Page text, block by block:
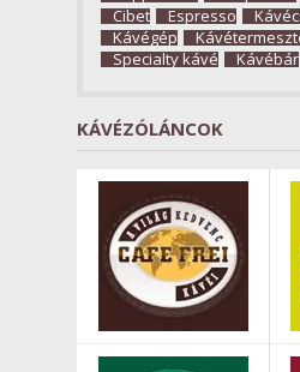
Cibet
Espresso
Kávégép
Specialty kávé
Kávébár
KÁVÉZÓLÁNCOK